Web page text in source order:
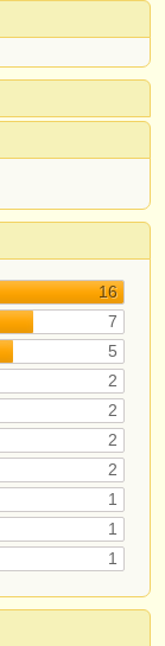
16
7
5
2
2
2
2
1
1
1